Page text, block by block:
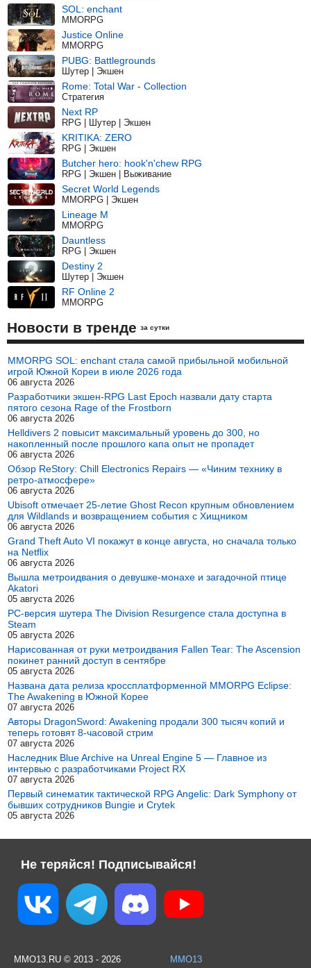
SOL: enchant
MMORPG
Justice Online
MMORPG
PUBG: Battlegrounds
Шутер | Экшен
Rome: Total War - Collection
Стратегия
Next RP
RPG | Шутер | Экшен
KRITIKA: ZERO
RPG | Экшен
Butcher hero: hook'n'chew RPG
RPG | Экшен | Выживание
Secret World Legends
MMORPG | Экшен
Lineage M
MMORPG
Dauntless
RPG | Экшен
Destiny 2
Шутер | Экшен
RF Online 2
MMORPG
Новости в тренде за сутки
MMORPG SOL: enchant стала самой прибыльной мобильной
игрой Южной Кореи в июле 2026 года
06 августа 2026
Разработчики экшен-RPG Last Epoch назвали дату старта
пятого сезона Rage of the Frostborn
06 августа 2026
Helldivers 2 повысит максимальный уровень до 300, но
накопленный после прошлого капа опыт не пропадет
06 августа 2026
Обзор ReStory: Chill Electronics Repairs — «Чиним технику в
ретро-атмосфере»
06 августа 2026
Ubisoft отмечает 25-летие Ghost Recon крупным обновлением
для Wildlands и возвращением события с Хищником
06 августа 2026
Grand Theft Auto VI покажут в конце августа, но сначала только
на Netflix
06 августа 2026
Вышла метроидвания о девушке-монахе и загадочной птице
Akatori
05 августа 2026
PC-версия шутера The Division Resurgence стала доступна в
Steam
05 августа 2026
Нарисованная от руки метроидвания Fallen Tear: The Ascension
покинет ранний доступ в сентябре
05 августа 2026
Названа дата релиза кроссплатформенной MMORPG Eclipse:
The Awakening в Южной Корее
07 августа 2026
Авторы DragonSword: Awakening продали 300 тысяч копий и
теперь готовят 8-часовой стрим
07 августа 2026
Наследник Blue Archive на Unreal Engine 5 — Главное из
интервью с разработчиками Project RX
07 августа 2026
Первый синематик тактической RPG Angelic: Dark Symphony от
бывших сотрудников Bungie и Crytek
05 августа 2026
Не теряйся! Подписывайся!
MMO13.RU © 2013 - 2026 MMO13